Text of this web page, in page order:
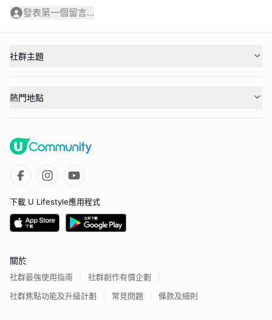
發表第一個留言...
社群主題
熱門地點
下載 U Lifestyle應用程式
關於
社群最強使用指南
社群創作有價企劃
社群焦點功能及升級計劃
常見問題 條款及細則